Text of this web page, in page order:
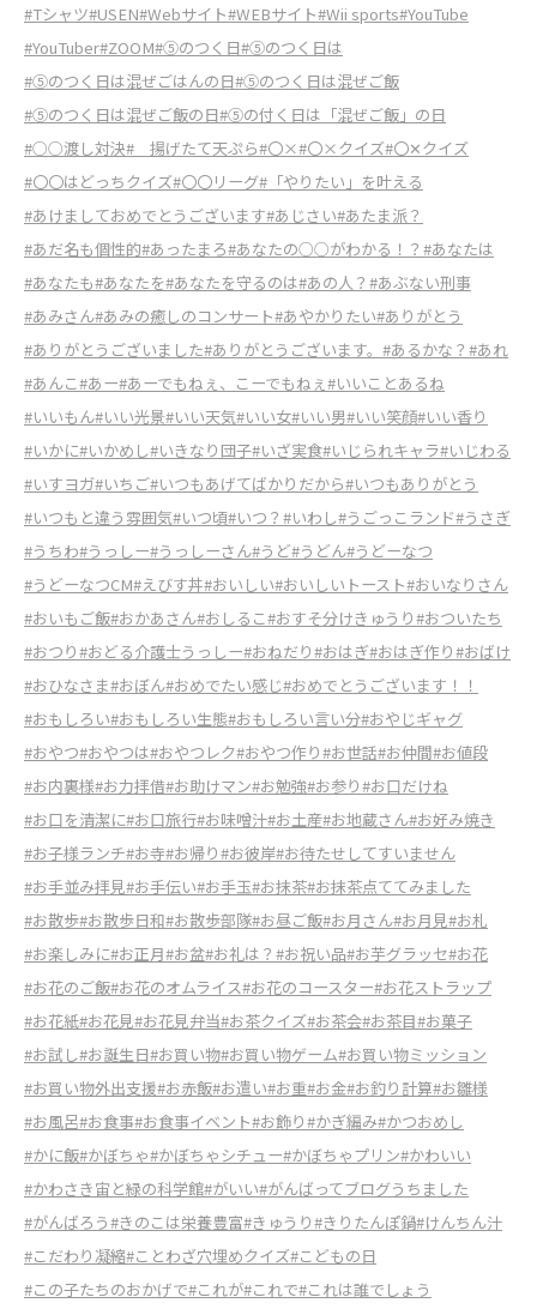
#Tシャツ#USEN#Webサイト#WEBサイト#Wii sports#YouTube
#YouTuber#ZOOM#⑤のつく日#⑤のつく日は
#⑤のつく日は混ぜごはんの日#⑤のつく日は混ぜご飯
#⑤のつく日は混ぜご飯の日#⑤の付く日は「混ぜご飯」の日
#○○渡し対決# 揚げたて天ぷら#〇×#〇×クイズ#〇✕クイズ
#〇〇はどっちクイズ#〇〇リーグ#「やりたい」を叶える
#あけましておめでとうございます#あじさい#あたま派？
#あだ名も個性的#あったまろ#あなたの○○がわかる！？ #あなたは
#あなたも#あなたを#あなたを守るのは#あの人？ #あぶない刑事
#あみさん#あみの癒しのコンサート#あやかりたい#ありがとう
#ありがとうございました#ありがとうございます。 #あるかな？ #あれ
#あんこ#あー#あーでもねぇ、こーでもねぇ #いいことあるね
#いいもん#いい光景#いい天気#いい女#いい男#いい笑顔#いい香り
#いかに#いかめし#いきなり団子#いざ実食#いじられキャラ#いじわる
#いすヨガ#いちご#いつもあげてばかりだから#いつもありがとう
#いつもと違う雰囲気#いつ頃#いつ？ #いわし#うごっこランド#うさぎ
#うちわ#うっしー#うっしーさん#うど#うどん#うどーなつ
#うどーなつCM#えびす丼#おいしい#おいしいトースト#おいなりさん
#おいもご飯#おかあさん#おしるこ#おすそ分けきゅうり#おついたち
#おつり#おどる介護士うっしー#おねだり#おはぎ#おはぎ作り#おばけ
#おひなさま#おぼん#おめでたい感じ#おめでとうございます！！
#おもしろい#おもしろい生態#おもしろい言い分#おやじギャグ
#おやつ#おやつは#おやつレク#おやつ作り#お世話#お仲間#お値段
#お内裏様#お力拝借#お助けマン#お勉強#お参り#お口だけね
#お口を清潔に#お口旅行#お味噌汁#お土産#お地蔵さん#お好み焼き
#お子様ランチ#お寺#お帰り#お彼岸#お待たせしてすいません
#お手並み拝見#お手伝い#お手玉#お抹茶#お抹茶点ててみました
#お散歩#お散歩日和#お散歩部隊#お昼ご飯#お月さん#お月見#お札
#お楽しみに#お正月#お盆#お礼は？ #お祝い品#お芋グラッセ#お花
#お花のご飯#お花のオムライス#お花のコースター#お花ストラップ
#お花紙#お花見#お花見弁当#お茶クイズ#お茶会#お茶目#お菓子
#お試し#お誕生日#お買い物#お買い物ゲーム#お買い物ミッション
#お買い物外出支援#お赤飯#お遣い#お重#お金#お釣り計算#お雛様
#お風呂#お食事#お食事イベント#お飾り#かぎ編み#かつおめし
#かに飯#かぼちゃ#かぼちゃシチュー#かぼちゃプリン#かわいい
#かわさき宙と緑の科学館#がいい#がんばってブログうちました
#がんばろう#きのこは栄養豊富#きゅうり#きりたんぽ鍋#けんちん汁
#こだわり凝縮#ことわざ穴埋めクイズ#こどもの日
#この子たちのおかげで#これが#これで#これは誰でしょう